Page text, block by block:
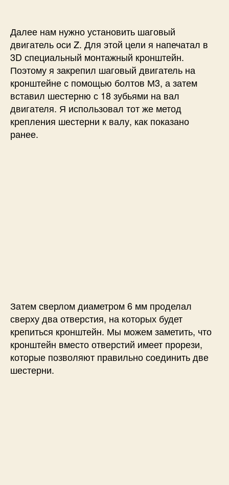
Далее нам нужно установить шаговый
двигатель оси Z. Для этой цели я напечатал в
3D специальный монтажный кронштейн.
Поэтому я закрепил шаговый двигатель на
кронштейне с помощью болтов М3, а затем
вставил шестерню с 18 зубьями на вал
двигателя. Я использовал тот же метод
крепления шестерни к валу, как показано
ранее.
Затем сверлом диаметром 6 мм проделал
сверху два отверстия, на которых будет
крепиться кронштейн. Мы можем заметить, что
кронштейн вместо отверстий имеет прорези,
которые позволяют правильно соединить две
шестерни.